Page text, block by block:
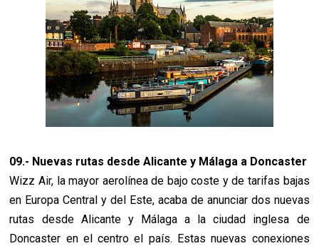
09.- Nuevas rutas desde Alicante y Málaga a Doncaster
Wizz Air, la mayor aerolínea de bajo coste y de tarifas bajas
en Europa Central y del Este, acaba de anunciar dos nuevas
rutas desde Alicante y Málaga a la ciudad inglesa de
Doncaster en el centro el país. Estas nuevas conexiones